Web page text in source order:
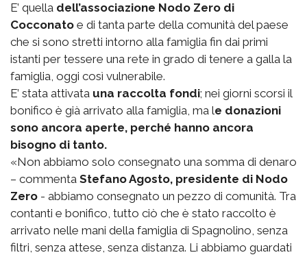
E’ quella dell’associazione Nodo Zero di
Cocconato e di tanta parte della comunità del paese
che si sono stretti intorno alla famiglia fin dai primi
istanti per tessere una rete in grado di tenere a galla la
famiglia, oggi così vulnerabile.
E’ stata attivata una raccolta fondi; nei giorni scorsi il
bonifico è già arrivato alla famiglia, ma le donazioni
sono ancora aperte, perché hanno ancora
bisogno di tanto.
«Non abbiamo solo consegnato una somma di denaro
– commenta Stefano Agosto, presidente di Nodo
Zero - abbiamo consegnato un pezzo di comunità. Tra
contanti e bonifico, tutto ciò che è stato raccolto è
arrivato nelle mani della famiglia di Spagnolino, senza
filtri, senza attese, senza distanza. Li abbiamo guardati